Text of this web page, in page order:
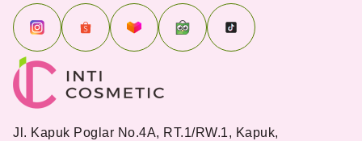
Jl. Kapuk Poglar No.4A, RT.1/RW.1, Kapuk,